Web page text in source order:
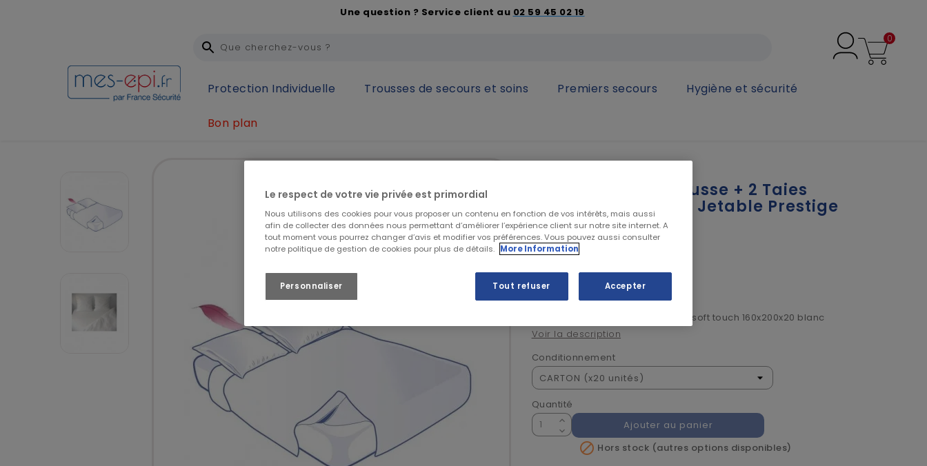
Une question ? Service client au 02 59 45 02 19
0
Protection Individuelle Trousses de secours et soins Premiers secours Hygiène et sécurité
Bon plan
Literie Jetable
Kit Literie Alèse Housse + 2 Taies
Oreillers + Couette Jetable Prestige
160x190x20cm
249,80 €HT
299,76 €TTC
Kit housse+h. de couette+2 taies soft touch 160x200x20 blanc
Voir la description
Conditionnement
Quantité
Ajouter au panier
 Hors stock (autres options disponibles)
Le respect de votre vie privée est primordial
Nous utilisons des cookies pour vous proposer un contenu en fonction de vos intérêts, mais aussi
afin de collecter des données nous permettant d’améliorer l’expérience client sur notre site internet. A
tout moment vous pourrez changer d’avis et modifier vos préférences. Vous pouvez aussi consulter
notre politique de gestion de cookies pour plus de détails. More Information
Personnaliser Tout refuser Accepter